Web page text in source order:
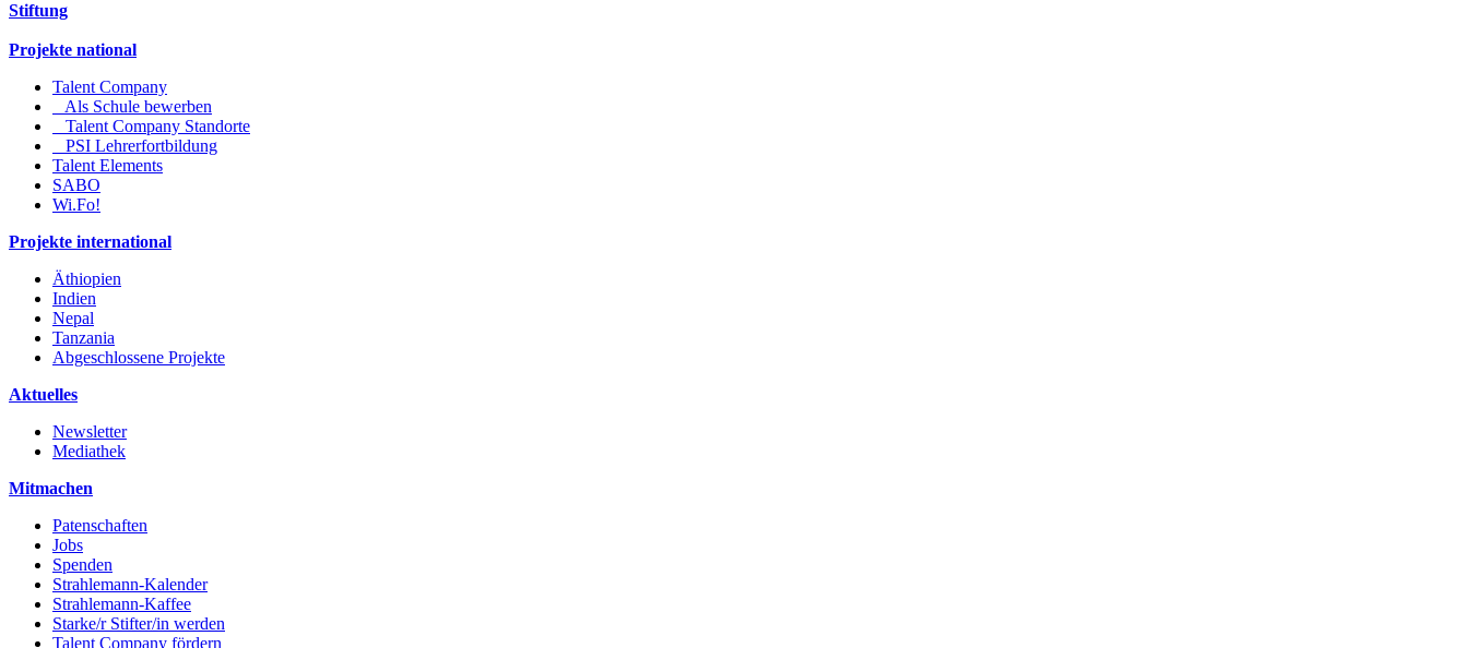
Stiftung
Projekte national
Talent Company
Als Schule bewerben
Talent Company Standorte
PSI Lehrerfortbildung
Talent Elements
SABO
Wi.Fo!
Projekte international
Äthiopien
Indien
Nepal
Tanzania
Abgeschlossene Projekte
Aktuelles
Newsletter
Mediathek
Mitmachen
Patenschaften
Jobs
Spenden
Strahlemann-Kalender
Strahlemann-Kaffee
Starke/r Stifter/in werden
Talent Company fördern